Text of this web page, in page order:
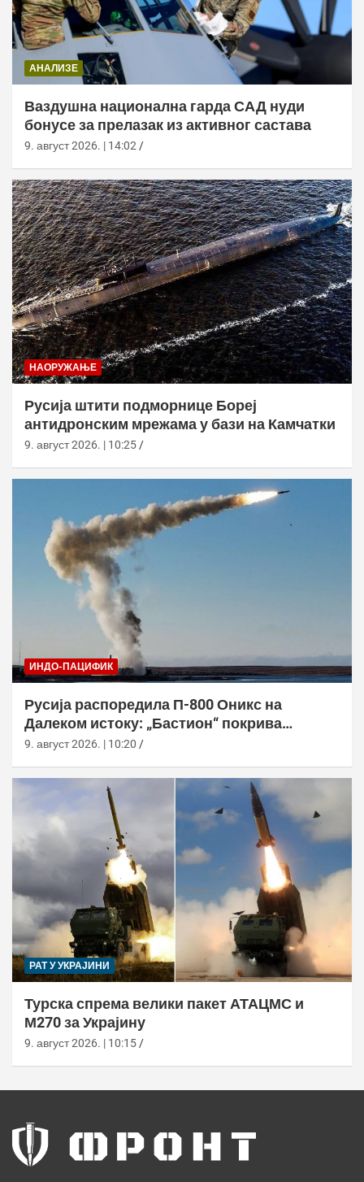
АНАЛИЗЕ
Ваздушна национална гарда САД нуди
бонусе за прелазак из активног састава
9. август 2026. | 14:02
НАОРУЖАЊЕ
Русија штити подморнице Бореј
антидронским мрежама у бази на Камчатки
9. август 2026. | 10:25
ИНДО-ПАЦИФИК
Русија распоредила П-800 Оникс на
Далеком истоку: „Бастион“ покрива
Куриле, Камчатку и Чукотку
9. август 2026. | 10:20
РАТ У УКРАЈИНИ
Турска спрема велики пакет АТАЦМС и
М270 за Украјину
9. август 2026. | 10:15